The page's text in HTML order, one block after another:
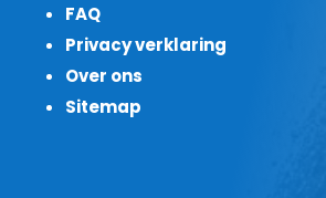
FAQ
Privacy verklaring
Over ons
Sitemap